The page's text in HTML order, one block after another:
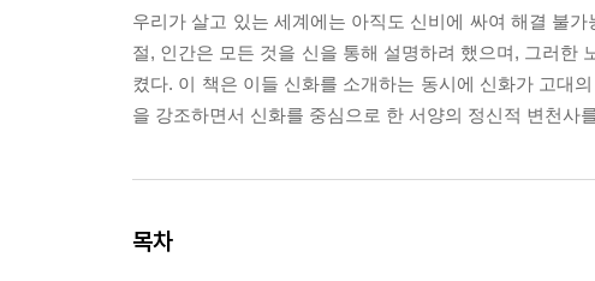
우리가 살고 있는 세계에는 아직도 신비에 싸여 해결 불
절, 인간은 모든 것을 신을 통해 설명하려 했으며, 그러한
켰다. 이 책은 이들 신화를 소개하는 동시에 신화가 고대
을 강조하면서 신화를 중심으로 한 서양의 정신적 변천사
목차